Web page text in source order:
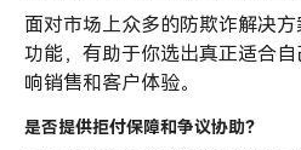
面对市场上众多的防欺诈解决
功能，有助于你选出真正适合
响销售和客户体验。
是否提供拒付保障和争议协助？